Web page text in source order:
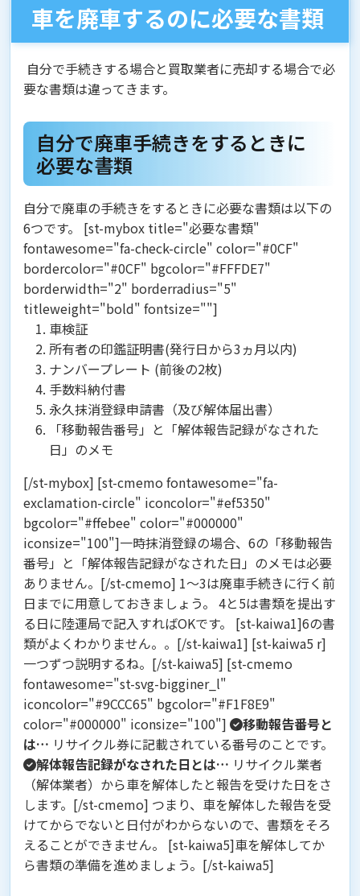
車を廃車するのに必要な書類
自分で手続きする場合と買取業者に売却する場合で必
要な書類は違ってきます。
自分で廃車手続きをするときに
必要な書類
自分で廃車の手続きをするときに必要な書類は以下の
6つです。 [st-mybox title="必要な書類"
fontawesome="fa-check-circle" color="#0CF"
bordercolor="#0CF" bgcolor="#FFFDE7"
borderwidth="2" borderradius="5"
titleweight="bold" fontsize=""]
車検証
所有者の印鑑証明書(発行日から3ヵ月以内)
ナンバープレート (前後の2枚)
手数料納付書
永久抹消登録申請書（及び解体届出書）
「移動報告番号」と「解体報告記録がなされた
日」のメモ
[/st-mybox] [st-cmemo fontawesome="fa-
exclamation-circle" iconcolor="#ef5350"
bgcolor="#ffebee" color="#000000"
iconsize="100"]一時抹消登録の場合、6の「移動報告
番号」と「解体報告記録がなされた日」のメモは必要
ありません。[/st-cmemo] 1～3は廃車手続きに行く前
日までに用意しておきましょう。 4と5は書類を提出す
る日に陸運局で記入すればOKです。 [st-kaiwa1]6の書
類がよくわかりません。。[/st-kaiwa1] [st-kaiwa5 r]
一つずつ説明するね。[/st-kaiwa5] [st-cmemo
fontawesome="st-svg-bigginer_l"
iconcolor="#9CCC65" bgcolor="#F1F8E9"
color="#000000" iconsize="100"]
移動報告番号と
は… リサイクル券に記載されている番号のことです。
解体報告記録がなされた日とは… リサイクル業者
（解体業者）から車を解体したと報告を受けた日をさ
します。[/st-cmemo] つまり、車を解体した報告を受
けてからでないと日付がわからないので、書類をそろ
えることができません。 [st-kaiwa5]車を解体してか
ら書類の準備を進めましょう。[/st-kaiwa5]